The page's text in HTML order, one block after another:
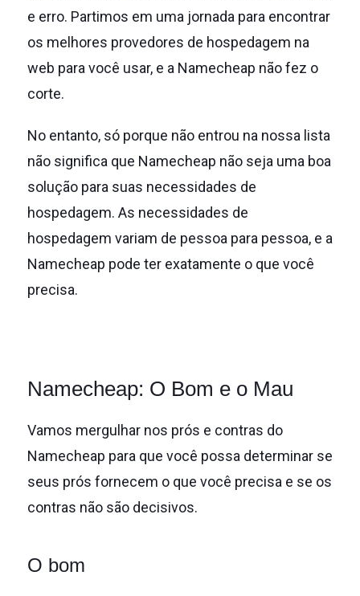
e erro. Partimos em uma jornada para encontrar
os melhores provedores de hospedagem na
web para você usar, e a Namecheap não fez o
corte.
No entanto, só porque não entrou na nossa lista
não significa que Namecheap não seja uma boa
solução para suas necessidades de
hospedagem. As necessidades de
hospedagem variam de pessoa para pessoa, e a
Namecheap pode ter exatamente o que você
precisa.
Namecheap: O Bom e o Mau
Vamos mergulhar nos prós e contras do
Namecheap para que você possa determinar se
seus prós fornecem o que você precisa e se os
contras não são decisivos.
O bom